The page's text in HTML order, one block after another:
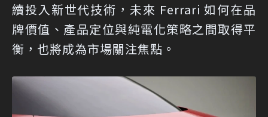
續投入新世代技術，未來 Ferrari 如何在品
牌價值、產品定位與純電化策略之間取得平
衡，也將成為市場關注焦點。